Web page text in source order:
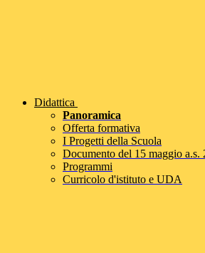
Didattica
Panoramica
Offerta formativa
I Progetti della Scuola
Documento del 15 maggio a.s.
Programmi
Curricolo d'istituto e UDA